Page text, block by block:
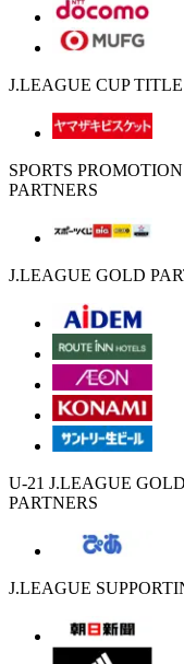
J.LEAGUE CUP
SPORTS
PARTNERS
J.LEAGUE GOLD
U-21 J.LEAGUE
PARTNERS
J.LEAGUE